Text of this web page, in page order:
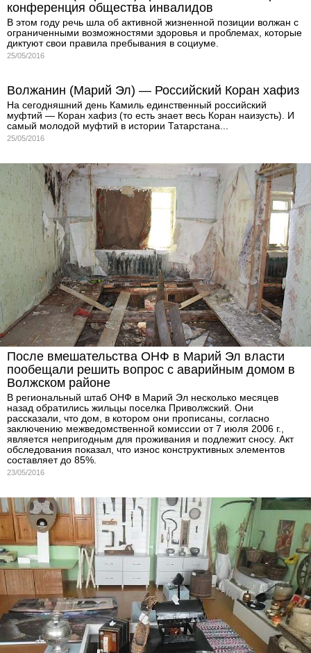
конференция общества инвалидов
В этом году речь шла об активной жизненной позиции волжан с
ограниченными возможностями здоровья и проблемах, которые
диктуют свои правила пребывания в социуме.
25/05/2016
Волжанин (Марий Эл) — Российский Коран хафиз
На сегодняшний день Камиль единственный российский
муфтий — Коран хафиз (то есть знает весь Коран наизусть). И
самый молодой муфтий в истории Татарстана...
25/05/2016
После вмешательства ОНФ в Марий Эл власти
пообещали решить вопрос с аварийным домом в
Волжском районе
В региональный штаб ОНФ в Марий Эл несколько месяцев
назад обратились жильцы поселка Приволжский. Они
рассказали, что дом, в котором они прописаны, согласно
заключению межведомственной комиссии от 7 июля 2006 г.,
является непригодным для проживания и подлежит сносу. Акт
обследования показал, что износ конструктивных элементов
составляет до 85%.
23/05/2016